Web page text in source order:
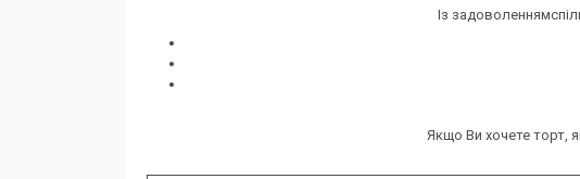
Із
Якщо Ви хочете торт,